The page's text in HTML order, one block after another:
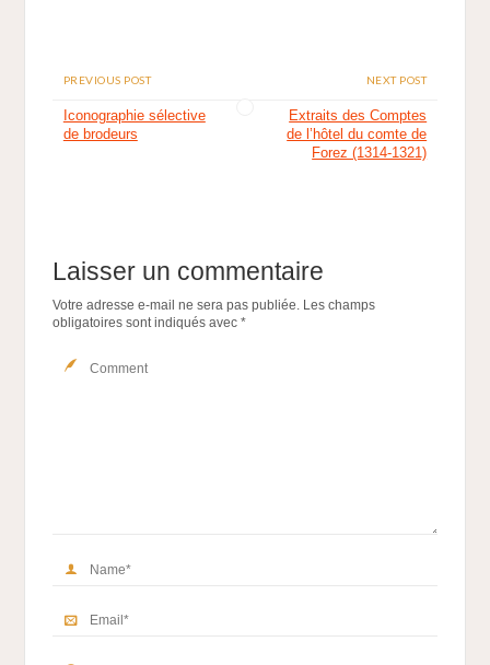
PREVIOUS POST
Iconographie sélective
de brodeurs
NEXT POST
Extraits des Comptes
de l’hôtel du comte de
Forez (1314-1321)
Laisser un commentaire
Votre adresse e-mail ne sera pas publiée.
Les champs
obligatoires sont indiqués avec *